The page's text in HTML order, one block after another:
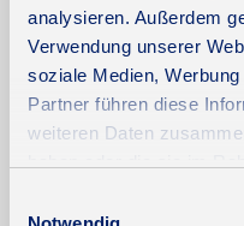
analysieren. Außerdem
Verwendung unserer
soziale Medien,
Partner führen diese
weiteren Daten
Weitere Informationen